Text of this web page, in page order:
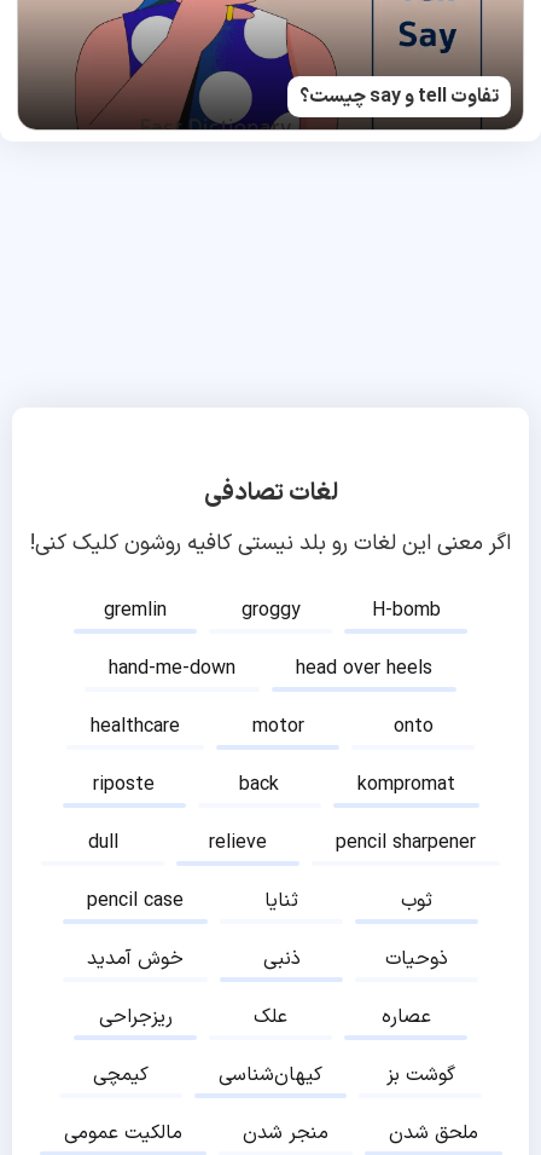
تفاوت tell و say چیست؟
لغات تصادفی
اگر معنی این لغات رو بلد نیستی کافیه روشون کلیک کنی!
gremlin groggy
H-bomb
hand-me-down
head over heels
healthcare
motor
onto
riposte
back
kompromat
dull
relieve
pencil sharpener
pencil case
ثنایا
ثوب
خوش آمدید
ذنبی
ذوحیات
ریزجراحی
علک
عصاره
کیمچی
کیهان‌شناسی
گوشت بز
مالکیت عمومی
منجر شدن ملحق شدن